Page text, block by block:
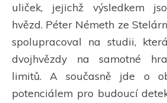
uliček, jejichž výsledkem
hvězd. Péter Németh ze
spolupracoval na studii,
dvojhvězdy na samotné
limitů. A současně jde o
potenciálem pro budoucí